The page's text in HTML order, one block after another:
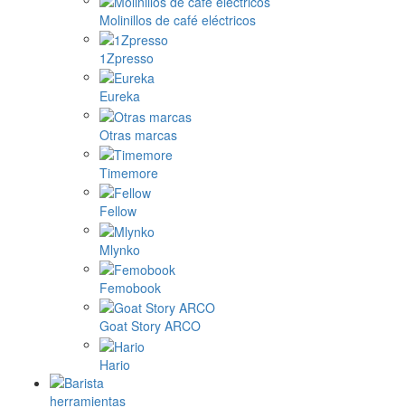
Molinillos de café eléctricos
1Zpresso
Eureka
Otras marcas
Timemore
Fellow
Mlynko
Femobook
Goat Story ARCO
Hario